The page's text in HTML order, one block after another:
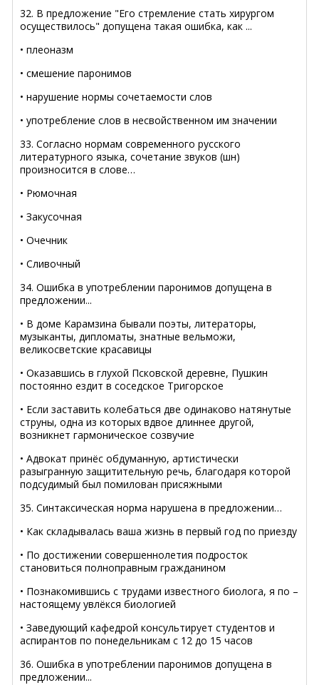
32. В предложение "Его стремление стать хирургом
осуществилось" допущена такая ошибка, как ...
• плеоназм
• смешение паронимов
• нарушение нормы сочетаемости слов
• употребление слов в несвойственном им значении
33. Согласно нормам современного русского
литературного языка, сочетание звуков (шн)
произносится в слове…
• Рюмочная
• Закусочная
• Очечник
• Сливочный
34. Ошибка в употреблении паронимов допущена в
предложении...
• В доме Карамзина бывали поэты, литераторы,
музыканты, дипломаты, знатные вельможи,
великосветские красавицы
• Оказавшись в глухой Псковской деревне, Пушкин
постоянно ездит в соседское Тригорское
• Если заставить колебаться две одинаково натянутые
струны, одна из которых вдвое длиннее другой,
возникнет гармоническое созвучие
• Адвокат принёс обдуманную, артистически
разыгранную защитительную речь, благодаря которой
подсудимый был помилован присяжными
35. Синтаксическая норма нарушена в предложении…
• Как складывалась ваша жизнь в первый год по приезду
• По достижении совершеннолетия подросток
становиться полноправным гражданином
• Познакомившись с трудами известного биолога, я по –
настоящему увлёкся биологией
• Заведующий кафедрой консультирует студентов и
аспирантов по понедельникам с 12 до 15 часов
36. Ошибка в употреблении паронимов допущена в
предложении...